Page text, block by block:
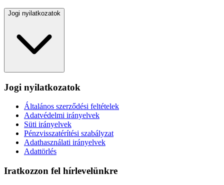
Jogi nyilatkozatok
Jogi nyilatkozatok
Általános szerződési feltételek
Adatvédelmi irányelvek
Süti irányelvek
Pénzvisszatérítési szabályzat
Adathasználati irányelvek
Adattörlés
Iratkozzon fel hírlevelünkre